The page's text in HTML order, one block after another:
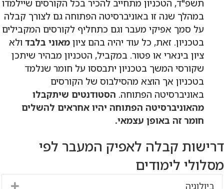
תשפ"ד, הטכניון מתחייב להכיר בכל הקורסים שיילמדו
במהלך שנה זו באוניברסיטה הפתוחה גם לצורך קבלה
על סמך אפיקי מעבר וגם כתחליף לקורסים המקבילים
בטכניון. זאת, כל עוד יהיה בהם ציון מאוני בלבד ולא
ציון בינארי או פטור. במקביל, הטכניון מבהיר שיתכן
שקורסי המשך בטכניון יתבססו על חומר שנלמד
בטכניון אך הוצא מהסילבוס של הקורסים
באוניברסיטה הפתוחה. הסטודנטים שיתקבלו
מהאוניברסיטה הפתוחה יהיו אחראים להשלים
חומר זה באופן עצמאי.
דרישות קבלה לאפיק המעבר לפי
מסלולי לימודים
ביולוגיה